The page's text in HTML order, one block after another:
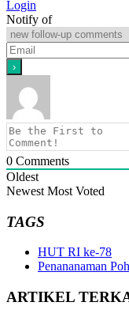
Login
Notify of
0 Comments
Oldest
Newest Most Voted
TAGS
HUT RI ke-78
Penananaman
ARTIKEL